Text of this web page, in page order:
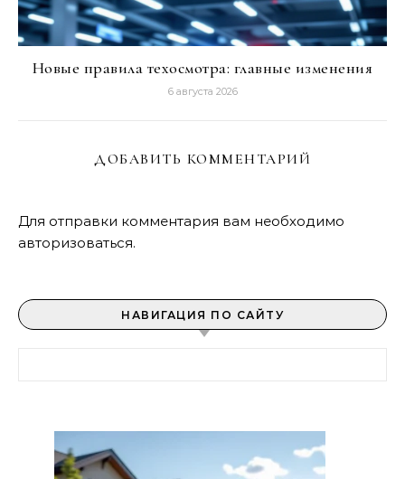
Новые правила техосмотра: главные изменения
6 августа 2026
ДОБАВИТЬ КОММЕНТАРИЙ
Для отправки комментария вам необходимо
авторизоваться.
НАВИГАЦИЯ ПО САЙТУ